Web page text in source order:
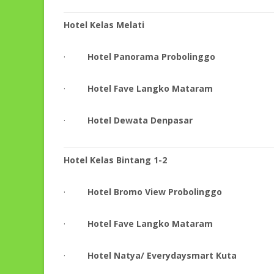
Hotel Kelas Melati
· Hotel Panorama Probolinggo
· Hotel Fave Langko Mataram
· Hotel Dewata Denpasar
Hotel Kelas Bintang 1-2
· Hotel Bromo View Probolinggo
· Hotel Fave Langko Mataram
· Hotel Natya/ Everydaysmart Kuta